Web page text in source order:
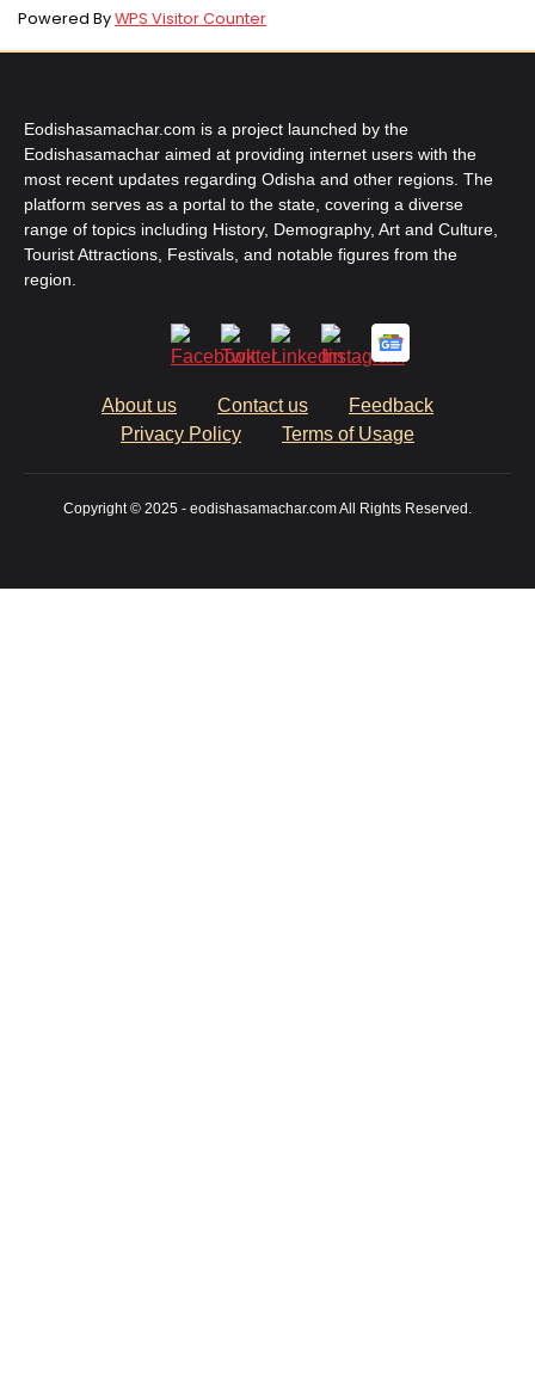
Powered ByWPS Visitor Counter
Eodishasamachar.com is a project launched by the
Eodishasamachar aimed at providing internet users with the
most recent updates regarding Odisha and other regions. The
platform serves as a portal to the state, covering a diverse
range of topics including History, Demography, Art and Culture,
Tourist Attractions, Festivals, and notable figures from the
region.
About us Contact us
Feedback
Privacy Policy
Terms of Usage
Copyright © 2025 - eodishasamachar.com All Rights Reserved.